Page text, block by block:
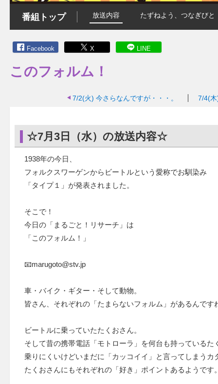
番組トップ 放送内容 たずねよう、つなぎびと
Facebook X LINE
このフォルム！
7/2(火) 今さらなんですが・・・。 7/4(
☆7月3日（水）の放送内容☆
1938年の今日、
フォルクスワーゲンからビートルという愛称でお馴染み
「タイプ１」が発表されました。
そこで！
今日の「まるごと！リサーチ」は
「このフォルム！」
📧marugoto@stv.jp
車・バイク・ギター・そして動物。
皆さん、それぞれの「たまらないフォルム」があるんです
ビートルに乗っていたたくおさん。
そして昔の携帯電話「モトローラ」を何台も持っているた
乗りにくいけどいまだに「カッコイイ」と言ってしまうカ
たくおさんにもそれぞれの「好き」ポイントあるようです